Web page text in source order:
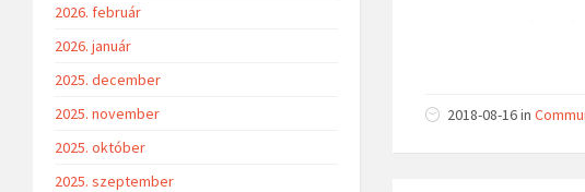
2018-08-16 in
2026. február
2026. január
2025. december
2025. november
2025. október
2025. szeptember